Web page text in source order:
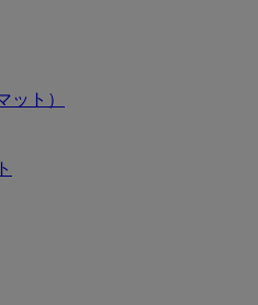
ット）